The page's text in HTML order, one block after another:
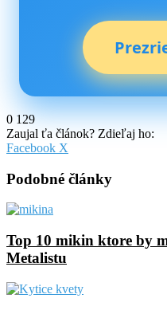
0 129
Zaujal ťa článok? Zdieľaj ho:
Facebook X
Email
Podobné články
Top 10 mikin ktore by
Metalistu